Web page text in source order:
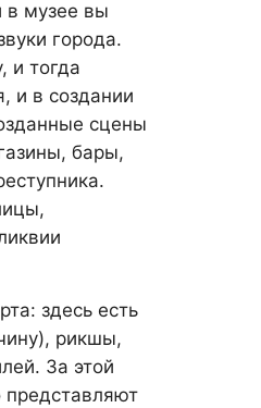
в музее вы
города.
и тогда
и в создании
сцены
бары,
здесь есть
рикшы,
За этой
представляют